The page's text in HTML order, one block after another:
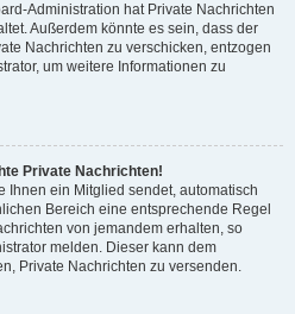
Administration hat Private Nachrichten
Außerdem könnte es sein, dass der
Nachrichten zu verschicken, entzogen
um weitere Informationen zu
Private Nachrichten!
Ihnen ein Mitglied sendet, automatisch
Bereich eine entsprechende Regel
von jemandem erhalten, so
melden. Dieser kann dem
Private Nachrichten zu versenden.